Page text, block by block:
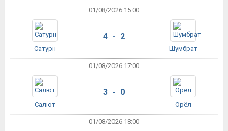
01/08/2026 15:00
Сатурн
4 - 2
Шумбрат
01/08/2026 17:00
Салют
3 - 0
Орёл
01/08/2026 18:00